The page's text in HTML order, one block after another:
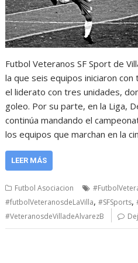
Futbol Veteranos SF Sport de
la que seis equipos iniciaron
el liderato con tres unidades,
goleo. Por su parte, en la Liga,
continúa mandando el
los equipos que marchan en la
LEER MÁS
Futbol Asociacion
#futbolVeteranosdeLaVilla,#SFSports,
#VeteranosdeVilladeAlvarezB